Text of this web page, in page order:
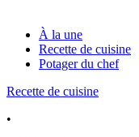
À la une
Recette de cuisine
Potager du chef
Recette de cuisine
•